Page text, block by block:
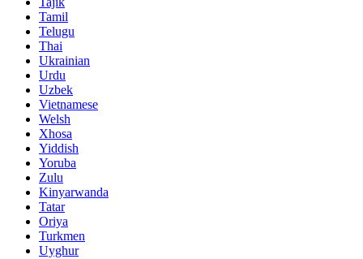
Tamil
Telugu
Thai
Ukrainian
Urdu
Uzbek
Vietnamese
Welsh
Xhosa
Yiddish
Yoruba
Zulu
Kinyarwanda
Tatar
Oriya
Turkmen
Uyghur